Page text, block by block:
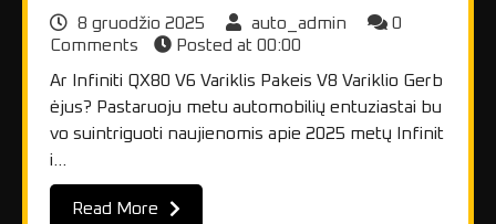
8 gruodžio 2025 auto_admin
0
Comments
Posted at 00:00
Ar Infiniti QX80 V6 Variklis Pakeis V8 Variklio Gerb
ėjus? Pastaruoju metu automobilių entuziastai bu
vo suintriguoti naujienomis apie 2025 metų Infinit
i…
Read More